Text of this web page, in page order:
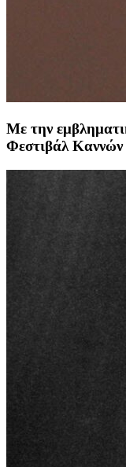
Με την
Φεστιβάλ Καννών